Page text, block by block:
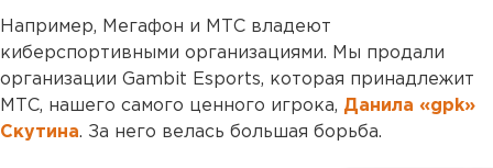
Например, Мегафон и МТС владеют
киберспортивными организациями. Мы продали
организации Gambit Esports, которая принадлежит
МТС, нашего самого ценного игрока, Данила «gpk»
Скутина. За него велась большая борьба.